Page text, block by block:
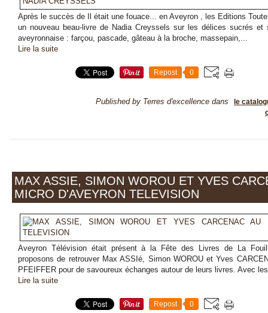
Après le succès de Il était une fouace... en Aveyron , les Editions
un nouveau beau-livre de Nadia Creyssels sur les délices sucrés et
aveyronnaise : farçou, pascade, gâteau à la broche, massepain,...
Lire la suite
Repost 0
Published by Terres d'excellence dans
le
MAX ASSIE, SIMON WOROU ET YVES
MICRO D'AVEYRON TELEVISION
Aveyron Télévision était présent à la Fête des Livres de La
proposons de retrouver Max ASSIé, Simon WOROU et Yves
PFEIFFER pour de savoureux échanges autour de leurs livres. Avec
Lire la suite
Repost 0